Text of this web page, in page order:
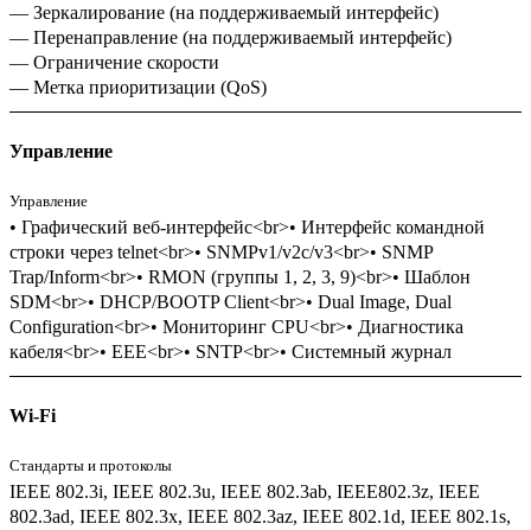
— Зеркалирование (на поддерживаемый интерфейс)
— Перенаправление (на поддерживаемый интерфейс)
— Ограничение скорости
— Метка приоритизации (QoS)
Управление
Управление
• Графический веб-интерфейс<br>• Интерфейс командной
строки через telnet<br>• SNMPv1/v2c/v3<br>• SNMP
Trap/Inform<br>• RMON (группы 1, 2, 3, 9)<br>• Шаблон
SDM<br>• DHCP/BOOTP Client<br>• Dual Image, Dual
Configuration<br>• Мониторинг CPU<br>• Диагностика
кабеля<br>• EEE<br>• SNTP<br>• Системный журнал
Wi-Fi
Стандарты и протоколы
IEEE 802.3i, IEEE 802.3u, IEEE 802.3ab, IEEE802.3z, IEEE
802.3ad, IEEE 802.3x, IEEE 802.3az, IEEE 802.1d, IEEE 802.1s,